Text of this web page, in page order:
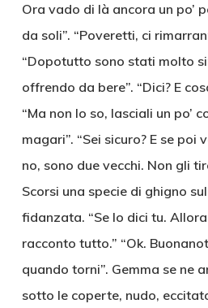
Ora vado di là ancora un po’
da soli”. “Poveretti, ci
“Dopotutto sono stati molto
offrendo da bere”. “Dici? E
“Ma non lo so, lasciali un po’
magari”. “Sei sicuro? E se poi
no, sono due vecchi. Non gli
Scorsi una specie di ghigno
fidanzata. “Se lo dici tu.
racconto tutto.” “Ok.
quando torni”. Gemma se ne
sotto le coperte, nudo,